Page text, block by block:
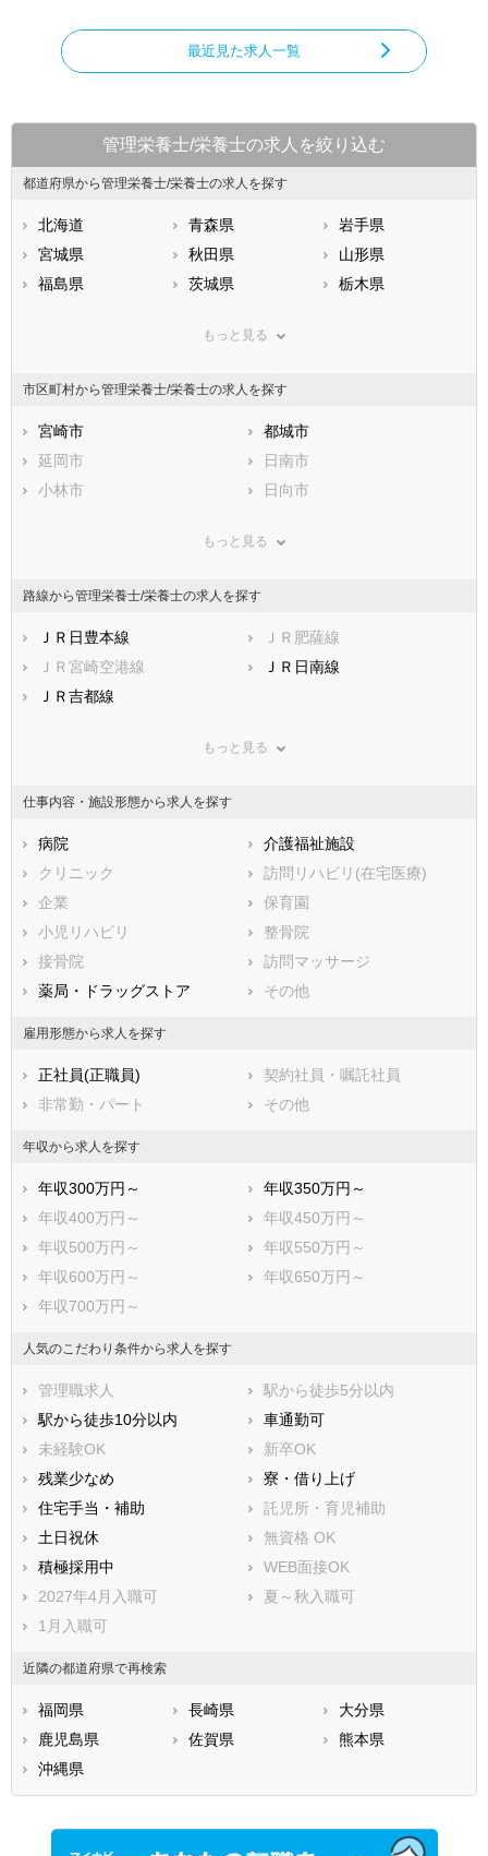
最近見た求人一覧
管理栄養士/栄養士の求人を絞り込む
都道府県から管理栄養士/栄養士の求人を探す
北海道 青森県
岩手県
宮城県
秋田県
山形県
福島県
茨城県
栃木県
神奈川県
石川県
福井県
静岡県
滋賀県
兵庫県
山口県
福岡県
佐賀県
熊本県
鹿児島県
もっと見る
市区町村から管理栄養士/栄養士の求人を探す
宮崎市
都城市
延岡市
日南市
小林市
日向市
北諸県郡三股町
東諸県郡綾町
児湯郡新富町
児湯郡西米良村
児湯郡木城町
児湯郡川南町
児湯郡都農町
西臼杵郡高千穂町
もっと見る
路線から管理栄養士/栄養士の求人を探す
ＪＲ日豊本線
ＪＲ肥薩線
ＪＲ宮崎空港線
ＪＲ日南線
ＪＲ吉都線
もっと見る
仕事内容・施設形態から求人を探す
病院
介護福祉施設
クリニック
訪問リハビリ(在宅医療)
企業
保育園
小児リハビリ
整骨院
接骨院
訪問マッサージ
薬局・ドラッグストア
その他
雇用形態から求人を探す
正社員(正職員)
契約社員・嘱託社員
非常勤・パート
その他
年収から求人を探す
年収300万円～
年収350万円～
年収400万円～
年収450万円～
年収500万円～
年収550万円～
年収600万円～
年収650万円～
年収700万円～
人気のこだわり条件から求人を探す
管理職求人
駅から徒歩5分以内
駅から徒歩10分以内
車通勤可
未経験OK
新卒OK
残業少なめ
寮・借り上げ
住宅手当・補助
託児所・育児補助
土日祝休
無資格 OK
積極採用中
WEB面接OK
2027年4月入職可
夏～秋入職可
1月入職可
近隣の都道府県で再検索
福岡県 長崎県
大分県
鹿児島県
佐賀県
熊本県
沖縄県